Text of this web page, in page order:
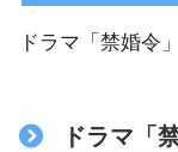
ドラマ「禁婚令
ドラマ「